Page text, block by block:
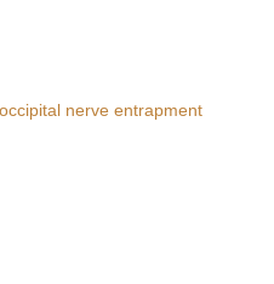
nerve entrapment